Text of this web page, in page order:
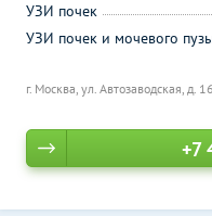
г. Москва, ул. Автозаводская, д.
УЗИ почек
УЗИ почек и мочевого
+7